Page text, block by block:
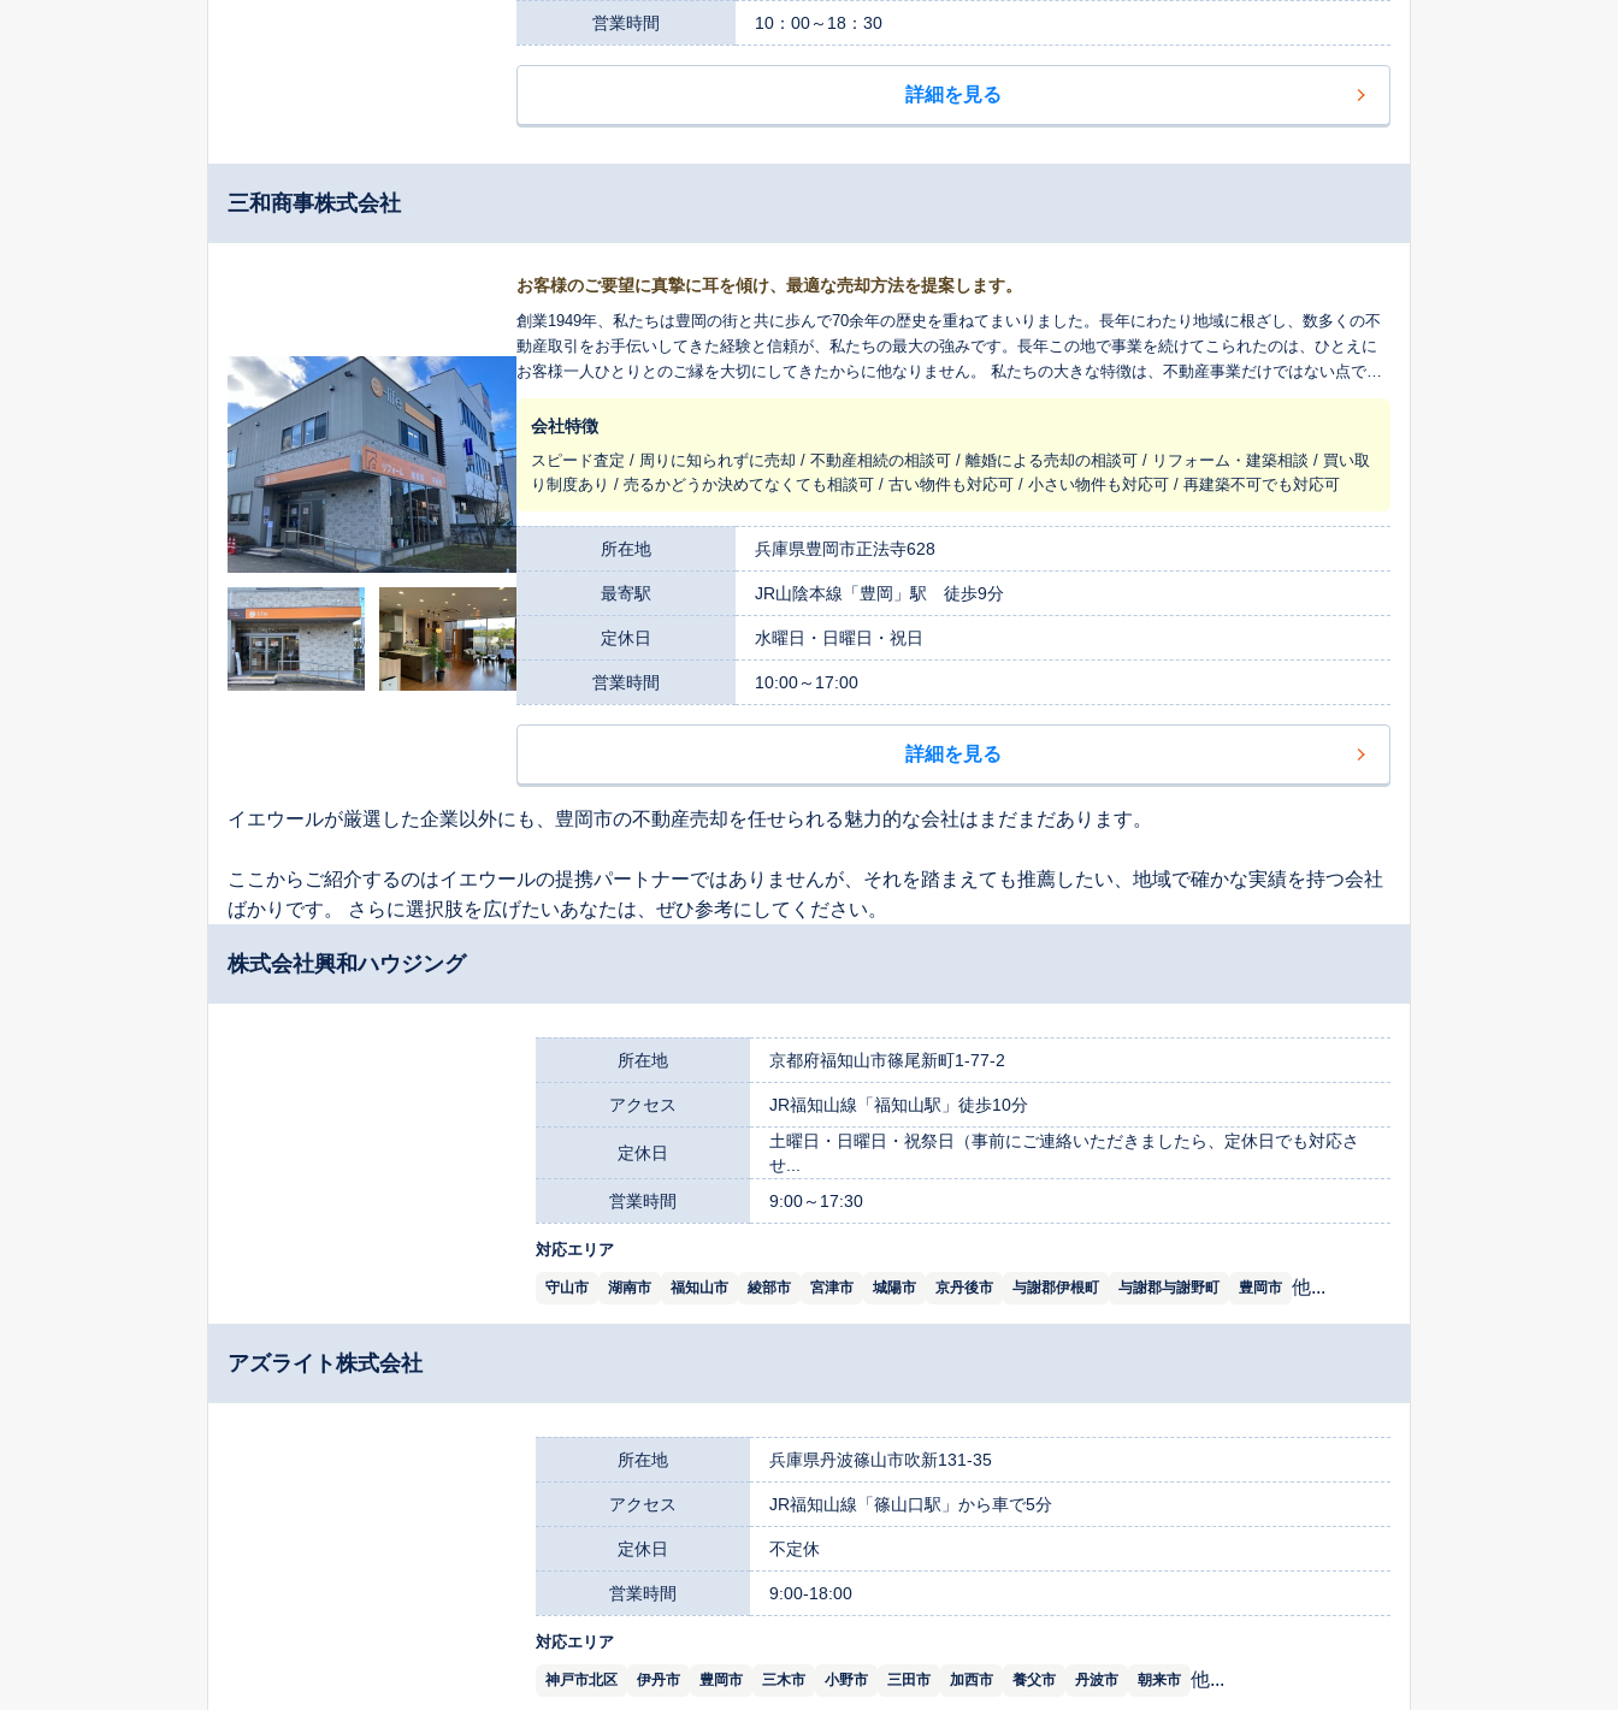
営業時間 10：00～18：30
詳細を見る
三和商事株式会社
お客様のご要望に真摯に耳を傾け、最適な売却方法を提案します。
創業1949年、私たちは豊岡の街と共に歩んで70余年の歴史を重ねてまいりました。長年にわたり地域に根ざし、数多くの不
動産取引をお手伝いしてきた経験と信頼が、私たちの最大の強みです。長年この地で事業を続けてこられたのは、ひとえに
お客様一人ひとりとのご縁を大切にしてきたからに他なりません。 私たちの大きな特徴は、不動産事業だけではない点で
す。母体である三和商事株式会社は、リフォームやガス、電気、設備事業も手掛けています。そのため、私たちはリフォー
ムの専門家としての視点から、お客様の物件の価値をさらに高めるご提案が可能です。「築年数が古いから」「少し傷みが
ます。 また、不動産売却には様々な手続きや準備が伴いますが、各分野の専門家と連携し、窓口一つで対応することでお客
様のご負担を軽減します。売却に関するあらゆるお悩みをまとめてお任せいただける、安心の体制を整えております。お急
ぎの場合や、周囲に知られずに売却したいといったご事情には、自社での買取も行っており、迅速な現金化も可能です。 私
たちの地元である豊岡市の市場を熟知したスタッフが丁寧に対応いたします。お客様の大切な資産だからこそ、一つひとつ
のご事情に合わせたご提案をいたします。まずは、あなたのお話をお聞かせください。 まずはお気軽にご相談ください。
会社特徴
スピード査定 / 周りに知られずに売却 / 不動産相続の相談可 / 離婚による売却の相談可 / リフォーム・建築相談 / 買い取
り制度あり / 売るかどうか決めてなくても相談可 / 古い物件も対応可 / 小さい物件も対応可 / 再建築不可でも対応可
所在地 兵庫県豊岡市正法寺628
最寄駅 JR山陰本線「豊岡」駅 徒歩9分
定休日 水曜日・日曜日・祝日
営業時間 10:00～17:00
詳細を見る
イエウールが厳選した企業以外にも、豊岡市の不動産売却を任せられる魅力的な会社はまだまだあります。
ここからご紹介するのはイエウールの提携パートナーではありませんが、それを踏まえても推薦したい、地域で確かな実績を持つ会社
ばかりです。 さらに選択肢を広げたいあなたは、ぜひ参考にしてください。
株式会社興和ハウジング
所在地 京都府福知山市篠尾新町1-77-2
アクセス JR福知山線「福知山駅」徒歩10分
定休日
土曜日・日曜日・祝祭日（事前にご連絡いただきましたら、定休日でも対応さ
せ...
営業時間
9:00～17:30
対応エリア
守山市 湖南市 福知山市 綾部市 宮津市 城陽市 京丹後市 与謝郡伊根町 与謝郡与謝野町 豊岡市 他...
アズライト株式会社
所在地 兵庫県丹波篠山市吹新131-35
アクセス JR福知山線「篠山口駅」から車で5分
定休日 不定休
営業時間 9:00-18:00
対応エリア
神戸市北区 伊丹市 豊岡市 三木市 小野市 三田市 加西市 養父市 丹波市 朝来市 他...